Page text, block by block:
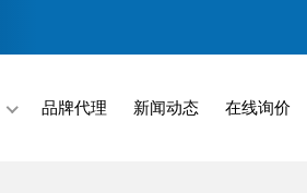
品牌代理 新闻动态 在线询价